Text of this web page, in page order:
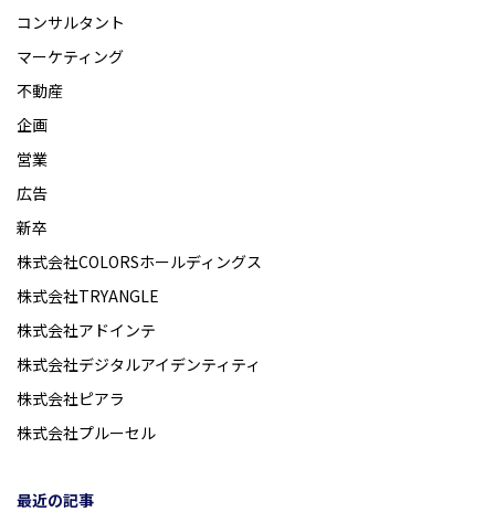
コンサルタント
マーケティング
不動産
企画
営業
広告
新卒
株式会社COLORSホールディングス
株式会社TRYANGLE
株式会社アドインテ
株式会社デジタルアイデンティティ
株式会社ピアラ
株式会社プルーセル
最近の記事